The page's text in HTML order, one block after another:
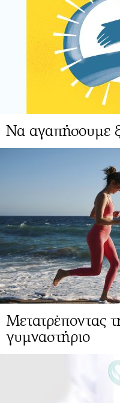
Να αγαπήσουμε
Μετατρέποντας
γυμναστήριο